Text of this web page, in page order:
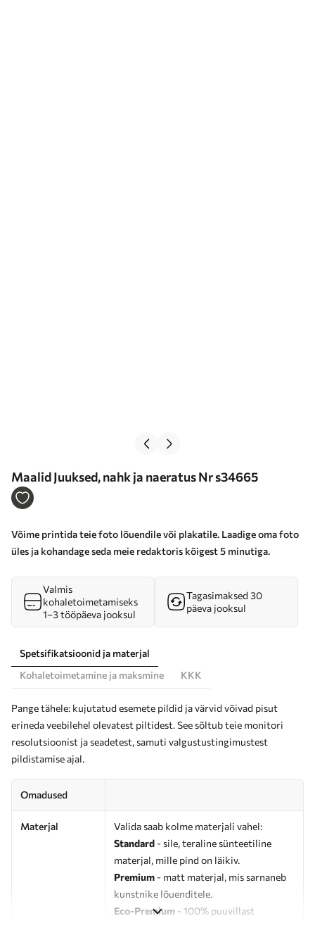
Maalid Juuksed, nahk ja naeratus Nr s34665
Võime printida teie foto lõuendile või plakatile. Laadige oma foto
üles ja kohandage seda meie redaktoris kõigest 5 minutiga.
Valmis
kohaletoimetamiseks
1–3 tööpäeva jooksul
Tagasimaksed 30
päeva jooksul
Spetsifikatsioonid ja materjal
Kohaletoimetamine ja maksmine
KKK
Pange tähele: kujutatud esemete pildid ja värvid võivad pisut
erineda veebilehel olevatest piltidest. See sõltub teie monitori
resolutsioonist ja seadetest, samuti valgustustingimustest
pildistamise ajal.
Omadused
Materjal
Valida saab kolme materjali vahel:
Standard - sile, teraline sünteetiline
materjal, mille pind on läikiv.
Premium - matt materjal, mis sarnaneb
kunstnike lõuenditele.
Eco-Premium - 100% puuvillast